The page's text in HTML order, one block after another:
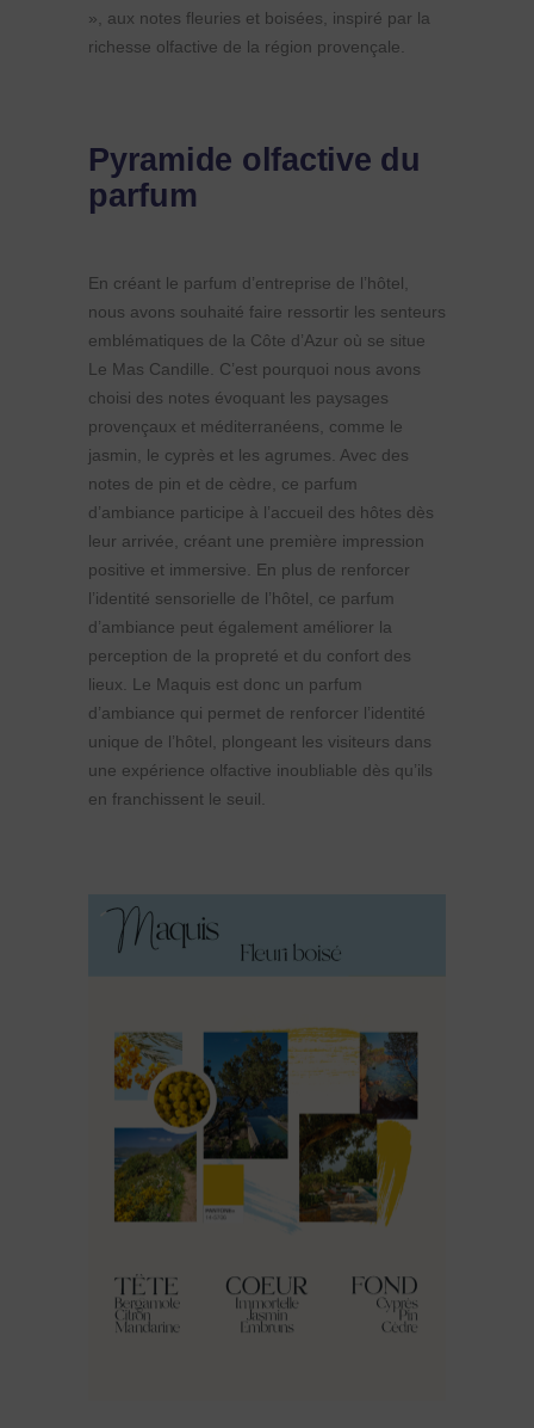
», aux notes fleuries et boisées, inspiré par la
richesse olfactive de la région provençale.
Pyramide olfactive du
parfum
En créant le parfum d’entreprise de l’hôtel,
nous avons souhaité faire ressortir les senteurs
emblématiques de la Côte d’Azur où se situe
Le Mas Candille. C’est pourquoi nous avons
choisi des notes évoquant les paysages
provençaux et méditerranéens, comme le
jasmin, le cyprès et les agrumes. Avec des
notes de pin et de cèdre, ce parfum
d’ambiance participe à l’accueil des hôtes dès
leur arrivée, créant une première impression
positive et immersive. En plus de renforcer
l’identité sensorielle de l’hôtel, ce parfum
d’ambiance peut également améliorer la
perception de la propreté et du confort des
lieux. Le Maquis est donc un parfum
d’ambiance qui permet de renforcer l’identité
unique de l’hôtel, plongeant les visiteurs dans
une expérience olfactive inoubliable dès qu’ils
en franchissent le seuil.